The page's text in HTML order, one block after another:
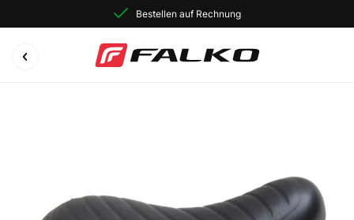
Bestellen auf Rechnung